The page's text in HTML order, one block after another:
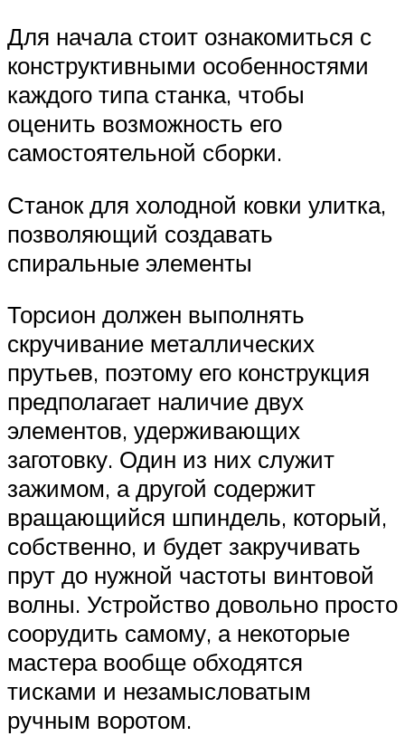
Для начала стоит ознакомиться с
конструктивными особенностями
каждого типа станка, чтобы
оценить возможность его
самостоятельной сборки.
Станок для холодной ковки улитка,
позволяющий создавать
спиральные элементы
Торсион должен выполнять
скручивание металлических
прутьев, поэтому его конструкция
предполагает наличие двух
элементов, удерживающих
заготовку. Один из них служит
зажимом, а другой содержит
вращающийся шпиндель, который,
собственно, и будет закручивать
прут до нужной частоты винтовой
волны. Устройство довольно просто
соорудить самому, а некоторые
мастера вообще обходятся
тисками и незамысловатым
ручным воротом.